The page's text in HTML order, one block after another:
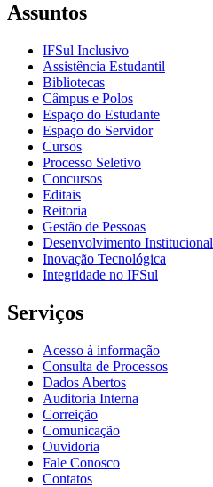
Assuntos
IFSul Inclusivo
Assistência Estudantil
Bibliotecas
Câmpus e Polos
Espaço do Estudante
Espaço do Servidor
Cursos
Processo Seletivo
Concursos
Editais
Reitoria
Gestão de Pessoas
Desenvolvimento Institucional
Inovação Tecnológica
Integridade no IFSul
Serviços
Acesso à informação
Consulta de Processos
Dados Abertos
Auditoria Interna
Correição
Comunicação
Ouvidoria
Fale Conosco
Contatos